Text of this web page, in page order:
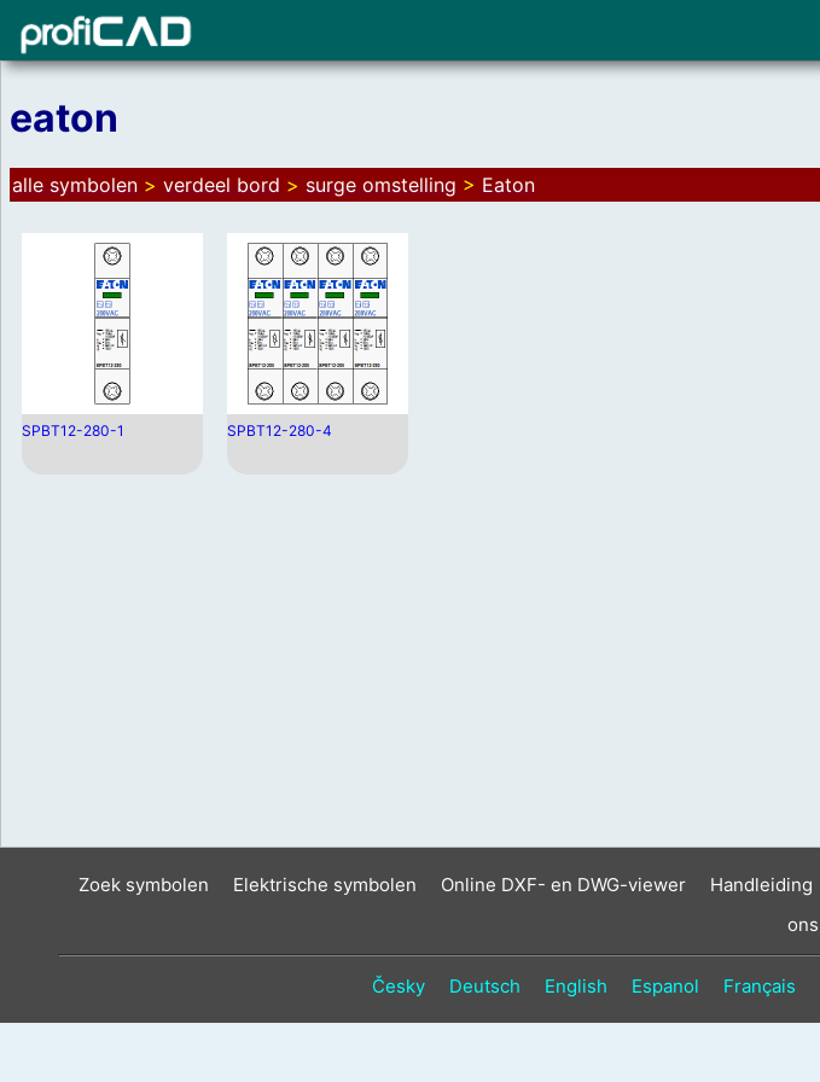
eaton
alle symbolen > verdeel bord > surge omstelling > Eaton
SPBT12-280-1 SPBT12-280-4
Zoek symbolen Elektrische symbolen Online DXF- en DWG-viewer Handleiding
ons
Česky Deutsch English Espanol Français